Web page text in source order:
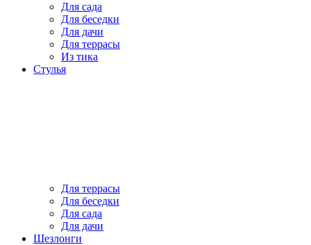
Для сада
Для беседки
Для дачи
Для террасы
Из тика
Стулья
Для террасы
Для беседки
Для сада
Для дачи
Шезлонги